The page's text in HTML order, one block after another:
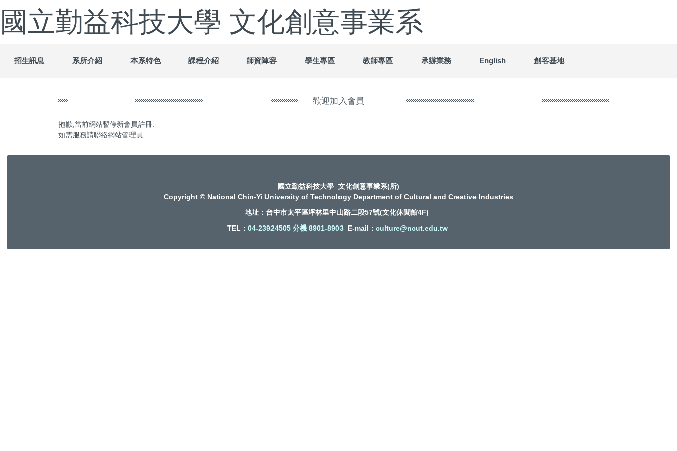
到
主
國立勤益科技大學 文化創意事業系
招生訊息 系所介紹 本系特色 課程介紹 師資陣容 學生專區 教師專區 承辦業務 English 創客基地
歡迎加入會員
抱歉,當前網站暫停新會員註冊.
如需服務請聯絡網站管理員.
國立勤益科技大學 文化創意事業系(所)
Copyright © National Chin-Yi University of Technology Department of Cultural and Creative Industries
地址：台中市太平區坪林里中山路二段57號(文化休閒館4F)
TEL： 04-23924505 分機 8901-8903 E-mail： culture@ncut.edu.tw